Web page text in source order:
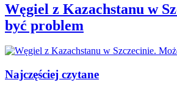
Węgiel z Kazachstanu w
być problem
Najczęściej czytane